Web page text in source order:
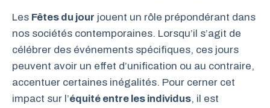
Les Fêtes du jour jouent un rôle prépondérant dans
nos sociétés contemporaines. Lorsqu’il s’agit de
célébrer des événements spécifiques, ces jours
peuvent avoir un effet d’unification ou au contraire,
accentuer certaines inégalités. Pour cerner cet
impact sur l’équité entre les individus, il est